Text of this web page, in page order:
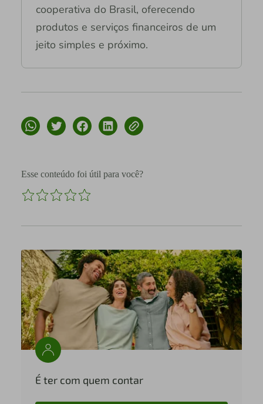
cooperativa do Brasil, oferecendo
produtos e serviços financeiros de um
jeito simples e próximo.
Esse conteúdo foi útil para você?
É ter com quem contar